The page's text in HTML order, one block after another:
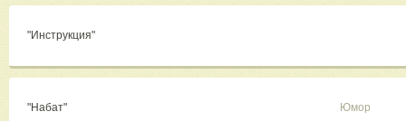
"Инструкция"
"Набат" Юмор